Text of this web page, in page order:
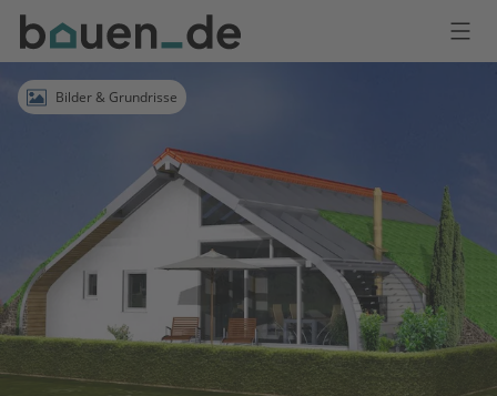
Bauen
Logo
AnmeldenBilder & Grundrisse